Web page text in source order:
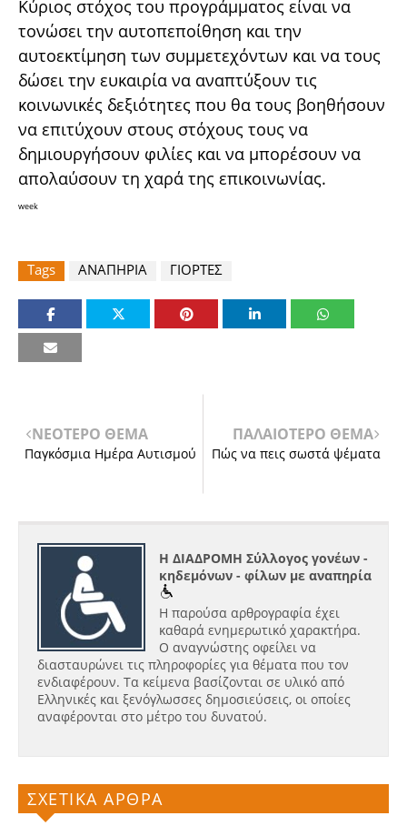
Κύριος στόχος του προγράμματος είναι να
τονώσει την αυτοπεποίθηση και την
αυτοεκτίμηση των συμμετεχόντων και να τους
δώσει την ευκαιρία να αναπτύξουν τις
κοινωνικές δεξιότητες που θα τους βοηθήσουν
να επιτύχουν στους στόχους τους να
δημιουργήσουν φιλίες και να μπορέσουν να
απολαύσουν τη χαρά της επικοινωνίας.
week
Tags ΑΝΑΠΗΡΙΑ ΓΙΟΡΤΕΣ
ΝΕΟΤΕΡΟ ΘΕΜΑ
Παγκόσμια Ημέρα Αυτισμού
ΠΑΛΑΙΟΤΕΡΟ ΘΕΜΑ
Πώς να πεις σωστά ψέματα
Η ΔΙΑΔΡΟΜΗ Σύλλογος γονέων -
κηδεμόνων - φίλων με αναπηρία
Η παρούσα αρθρογραφία έχει
καθαρά ενημερωτικό χαρακτήρα.
Ο αναγνώστης οφείλει να
διασταυρώνει τις πληροφορίες για θέματα που τον
ενδιαφέρουν. Τα κείμενα βασίζονται σε υλικό από
Ελληνικές και ξενόγλωσσες δημοσιεύσεις, οι οποίες
αναφέρονται στο μέτρο του δυνατού.
ΣΧΕΤΙΚΑ ΑΡΘΡΑ